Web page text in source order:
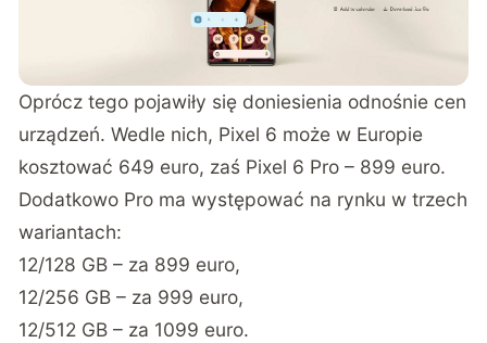
Oprócz tego pojawiły się doniesienia odnośnie cen
urządzeń. Wedle nich, Pixel 6 może w Europie
kosztować 649 euro, zaś Pixel 6 Pro – 899 euro.
Dodatkowo Pro ma występować na rynku w trzech
wariantach:
12/128 GB – za 899 euro,
12/256 GB – za 999 euro,
12/512 GB – za 1099 euro.